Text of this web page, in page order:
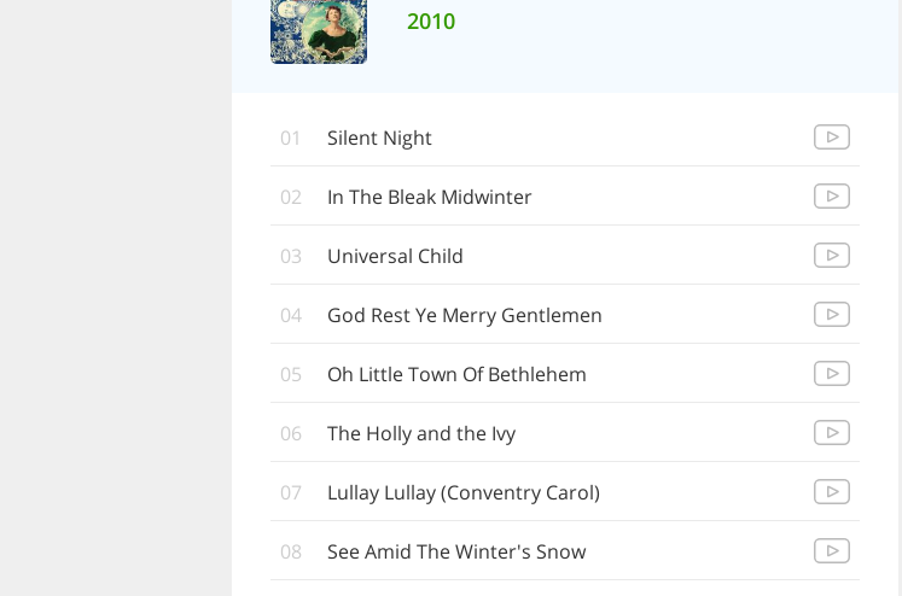
2010
01 Silent Night
02 In The Bleak Midwinter
03 Universal Child
04 God Rest Ye Merry Gentlemen
05 Oh Little Town Of Bethlehem
06 The Holly and the Ivy
07 Lullay Lullay (Conventry Carol)
08 See Amid The Winter's Snow